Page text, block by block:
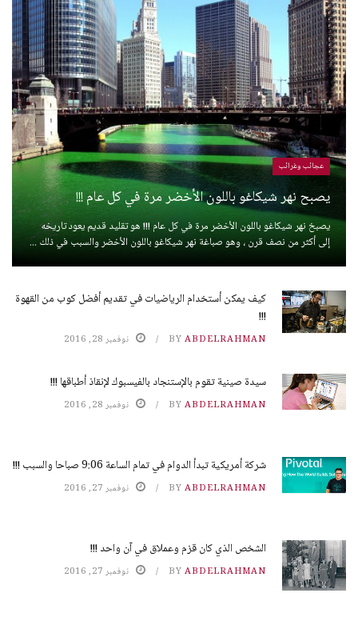
عجائب وغرائب
يصبح نهر شيكاغو باللون الأخضر مرة في كل عام !!!
يصبخ نهر شيكاغو باللون الأخضر مرة في كل عام !!! هو تقليد قديم يعود تاريخه
إلى أكثر من نصف قرن ، وهو صباغة نهر شيكاغو باللون الأخضر والسبب في ذلك ...
كيف يمكن أستخدام الرياضيات في تقديم أفضل كوب من القهوة
!!!
BY ABDELRAHMAN نوفمبر 28, 2016
سيدة صينية تقوم بالإستنجاد بالفيسبوك لإنقاذ أطباقها !!!
BY ABDELRAHMAN نوفمبر 28, 2016
شركة أمريكية تبدأ الدوام في تمام الساعة 9:06 صباحا والسبب !!!
BY ABDELRAHMAN نوفمبر 27, 2016
الشخص الذي كان قزم وعملاق في آن واحد !!!
BY ABDELRAHMAN نوفمبر 27, 2016